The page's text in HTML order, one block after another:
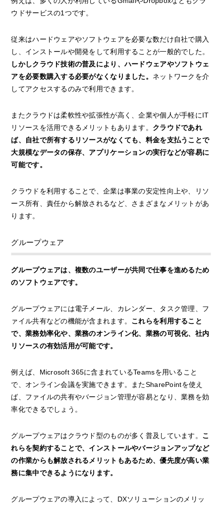
ウドサービスの1つです。
従来はハードウェアやソフトウェアを必要な数だけ自社で購入
し、インストールや開発をして利用することが一般的でした。
しかしクラウド技術の普及により、ハードウェアやソフトウェ
アを必要数購入する必要がなくなりました。 ネットワークを介
してアクセスするのみで利用できます。
またクラウドは柔軟性や拡張性が高く、企業や個人が手軽にIT
リソースを活用できるメリットもあります。 クラウドであれ
ば、自社で所有するリソースがなくても、料金を支払うことで
大規模なデータの保存、アプリケーションの実行などが容易に
可能です。
クラウドを利用することで、企業は事業の安定性向上や、リソ
ース所有、責任から解放されるなど、さまざまなメリットがあ
ります。
グループウェア
グループウェアは、複数のユーザーが共同で仕事を進めるため
のソフトウェアです。
グループウェアには電子メール、カレンダー、タスク管理、フ
ァイル共有などの機能が含まれます。 これらを利用すること
で、業務効率化や、業務のオンライン化、業務の可視化、社内
リソースの有効活用が可能です。
例えば、Microsoft 365に含まれているTeamsを用いること
で、オンライン会議を実施できます。またSharePointを使え
ば、ファイルの共有やバージョン管理が容易となり、業務を効
率化できるでしょう。
グループウェアはクラウド型のものが多く普及しています。 こ
れらを契約することで、インストールやバージョンアップなど
の作業からも解放されるメリットもあるため、優先度が高い業
務に集中できるようになります。
グループウェアの導入によって、DXソリューションのメリッ